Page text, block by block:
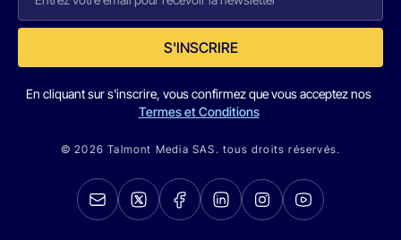
S'INSCRIRE
En cliquant sur s'inscrire, vous confirmez que vous acceptez nos
Termes et Conditions
© 2026 Talmont Media SAS. tous droits réservés.